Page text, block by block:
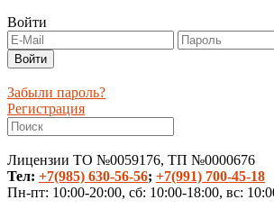
Войти
Забыли пароль?
Регистрация
Лицензии ТО №0059176, ТП №0000676
Тел: +7(985) 630-56-56; +7(991) 700-45-18
Пн-пт: 10:00-20:00, сб: 10:00-18:00, вс: